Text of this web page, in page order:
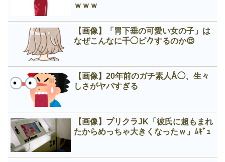
ｗｗｗ
【画像】「胃下垂の可愛い女の子」は
なぜこんなに千◯ピ𠂊するのか😍
【画像】20年前のガチ素人Å◯、生々
しさがヤバすぎる
【画像】プリクラJK「彼氏に超もまれ
たからめっちゃ大きくなったｗ」ﾑｷﾞｭ